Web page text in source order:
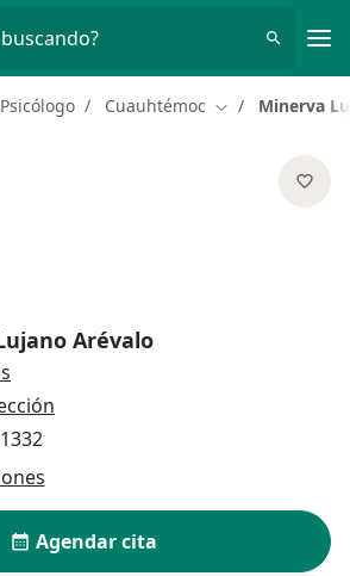
Psicólogo Cuauhtémoc Cambiar de
Minerva
Arévalo
Agendar cita